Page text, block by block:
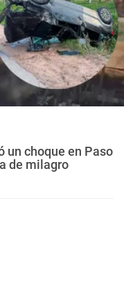
un choque en Paso
de milagro